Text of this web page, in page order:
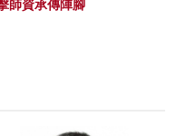
師資承傳陣腳